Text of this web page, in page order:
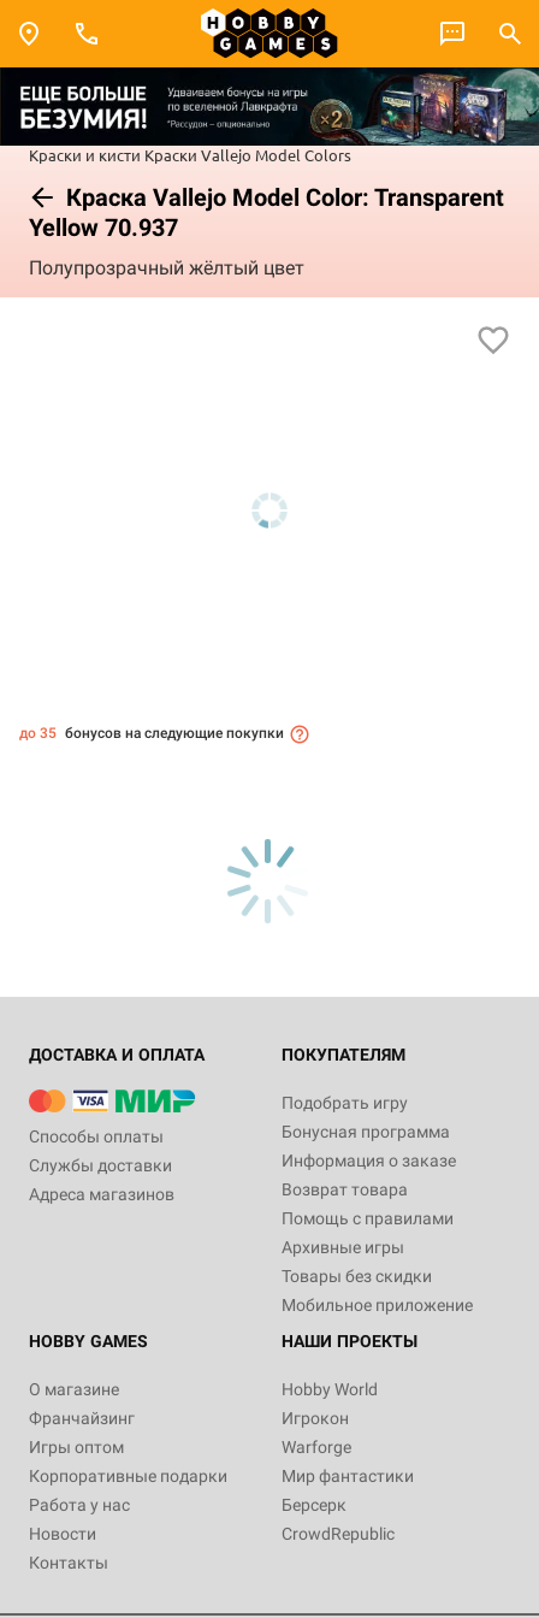
Краски и кисти Краски Vallejo Model Colors
Краска Vallejo Model Color: Transparent
Yellow 70.937
Полупрозрачный жёлтый цвет
до 35 бонусов на следующие покупки
ДОСТАВКА И ОПЛАТА
Способы оплаты
Службы доставки
Адреса магазинов
ПОКУПАТЕЛЯМ
Подобрать игру
Бонусная программа
Информация о заказе
Возврат товара
Помощь с правилами
Архивные игры
Товары без скидки
Мобильное приложение
HOBBY GAMES
О магазине
Франчайзинг
Игры оптом
Корпоративные подарки
Работа у нас
Новости
Контакты
НАШИ ПРОЕКТЫ
Hobby World
Игрокон
Warforge
Мир фантастики
Берсерк
CrowdRepublic